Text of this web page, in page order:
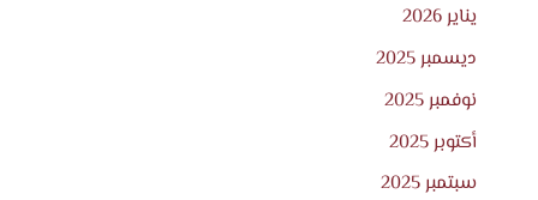
يناير 2026
ديسمبر 2025
نوفمبر 2025
أكتوبر 2025
سبتمبر 2025